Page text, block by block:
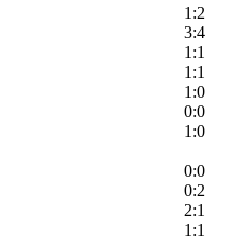
1:2
3:4
1:1
1:1
1:0
0:0
1:0
0:0
0:2
2:1
1:1